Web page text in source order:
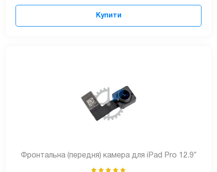
Купити
Фронтальна (передня) камера для iPad Pro 12.9″